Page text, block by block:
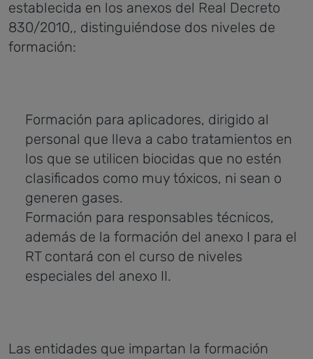
establecida en los anexos del Real Decreto
830/2010,, distinguiéndose dos niveles de
formación:
Formación para aplicadores, dirigido al
personal que lleva a cabo tratamientos en
los que se utilicen biocidas que no estén
clasificados como muy tóxicos, ni sean o
generen gases.
Formación para responsables técnicos,
además de la formación del anexo I para el
RT contará con el curso de niveles
especiales del anexo II.
Las entidades que impartan la formación